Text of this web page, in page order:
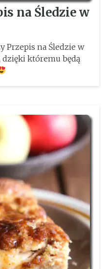
na Śledzie w
Przepis na Śledzie w
dzięki któremu będą